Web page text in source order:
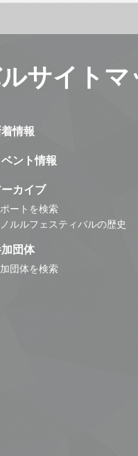
サイトマ
情報
ント情報
ーカイブ
ートを検索
ルルフェスティバルの歴史
団体
団体を検索